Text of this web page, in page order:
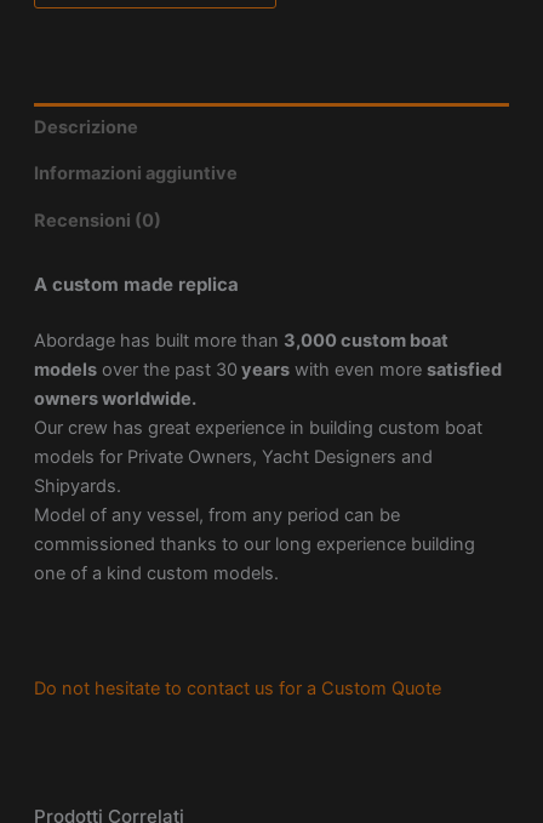
Descrizione
Informazioni aggiuntive
Recensioni (0)
A custom made replica
Abordage has built more than 3,000 custom boat
modelsover the past 30 yearswith even more satisfied
owners worldwide.
Our crew has great experience in building custom boat
models for Private Owners, Yacht Designers and
Shipyards.
Model of any vessel, from any period can be
commissioned thanks to our long experience building
one of a kind custom models.
Do not hesitate to contact us for a Custom Quote
Prodotti Correlati